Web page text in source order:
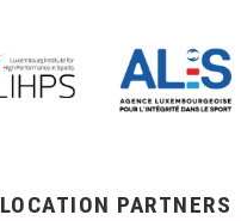
LOCATION PARTNERS